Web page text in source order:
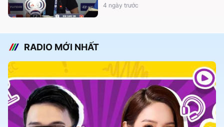
4 ngày trước
RADIO MỚI NHẤT